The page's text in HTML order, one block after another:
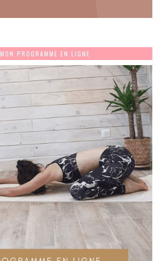
MON PROGRAMME EN LIGNE